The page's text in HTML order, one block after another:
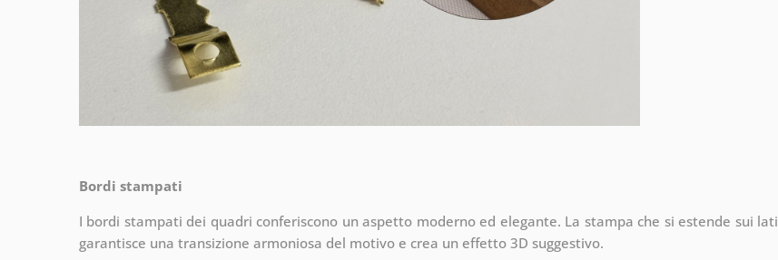
Bordi stampati
I bordi stampati dei quadri conferiscono un aspetto moderno ed elegante. La stampa che si estende sui lati
garantisce una transizione armoniosa del motivo e crea un effetto 3D suggestivo.